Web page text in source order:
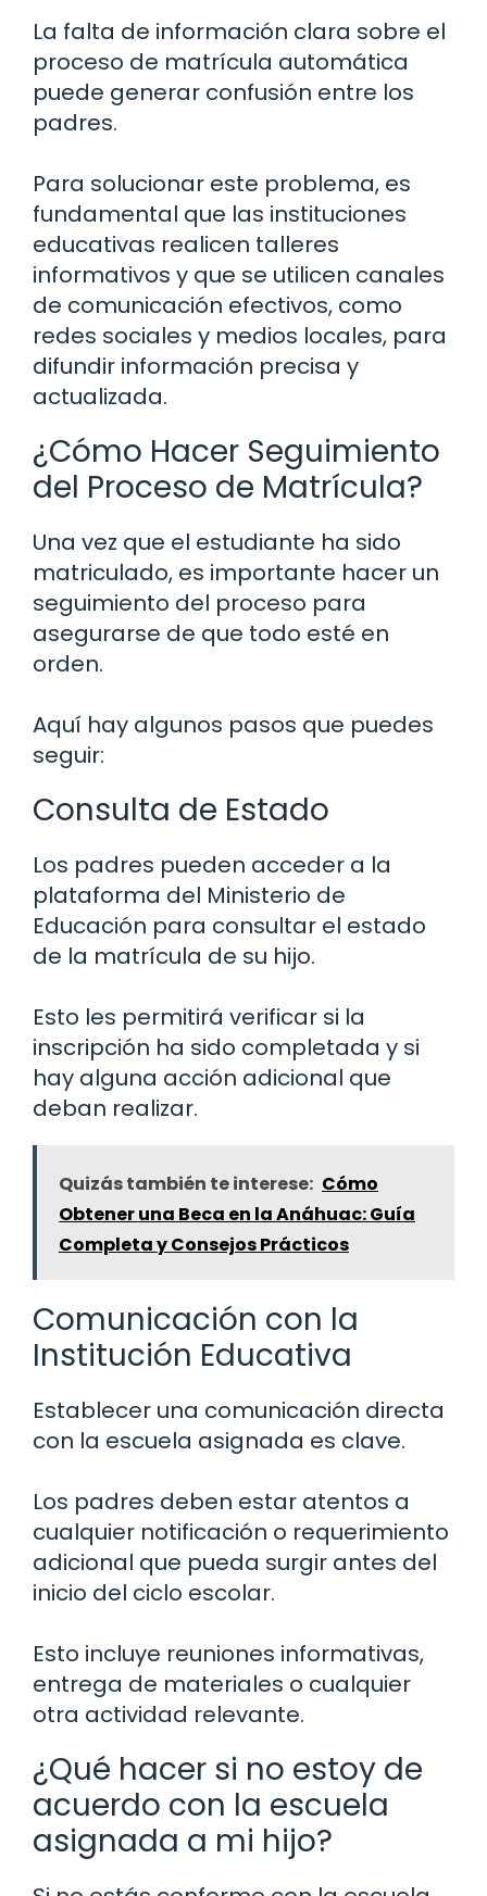
La falta de información clara sobre el
proceso de matrícula automática
puede generar confusión entre los
padres.
Para solucionar este problema, es
fundamental que las instituciones
educativas realicen talleres
informativos y que se utilicen canales
de comunicación efectivos, como
redes sociales y medios locales, para
difundir información precisa y
actualizada.
¿Cómo Hacer Seguimiento
del Proceso de Matrícula?
Una vez que el estudiante ha sido
matriculado, es importante hacer un
seguimiento del proceso para
asegurarse de que todo esté en
orden.
Aquí hay algunos pasos que puedes
seguir:
Consulta de Estado
Los padres pueden acceder a la
plataforma del Ministerio de
Educación para consultar el estado
de la matrícula de su hijo.
Esto les permitirá verificar si la
inscripción ha sido completada y si
hay alguna acción adicional que
deban realizar.
Quizás también te interese: Cómo
Obtener una Beca en la Anáhuac: Guía
Completa y Consejos Prácticos
Comunicación con la
Institución Educativa
Establecer una comunicación directa
con la escuela asignada es clave.
Los padres deben estar atentos a
cualquier notificación o requerimiento
adicional que pueda surgir antes del
inicio del ciclo escolar.
Esto incluye reuniones informativas,
entrega de materiales o cualquier
otra actividad relevante.
¿Qué hacer si no estoy de
acuerdo con la escuela
asignada a mi hijo?